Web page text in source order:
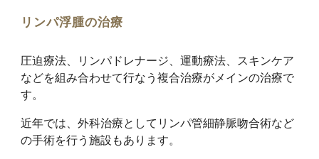
リンパ浮腫の治療
圧迫療法、リンパドレナージ、運動療法、スキンケア
などを組み合わせて行なう複合治療がメインの治療で
す。
近年では、外科治療としてリンパ管細静脈吻合術など
の手術を行う施設もあります。